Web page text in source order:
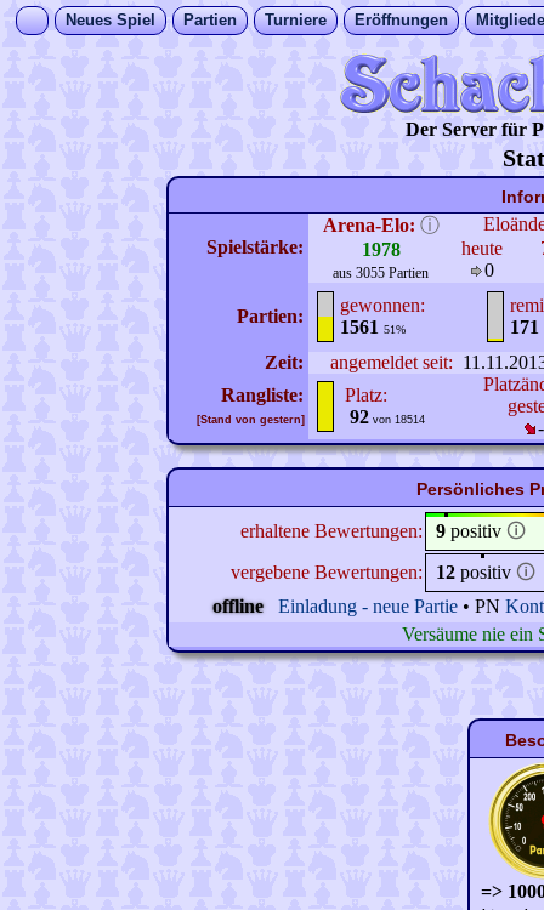
Neues Spiel Partien Turniere Eröffnungen
Der Server für
Spielstärke:
Arena-Elo: ⓘ
1978
aus 3055 Partien
heute
0
Partien:
gewonnen:
1561 51%
171
Zeit:
angemeldet seit:
Rangliste:
[Stand von gestern]
Platz:
92 von 18514
Persönliches
erhaltene Bewertungen: 9 positiv 🛈
vergebene Bewertungen:
12 positiv 🛈
offline
Einladung - neue Partie • PN
Versäume nie ein
=>